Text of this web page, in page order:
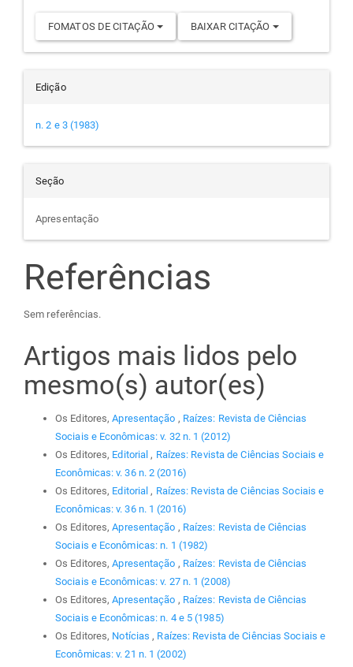
FOMATOS DE CITAÇÃO BAIXAR CITAÇÃO
Edição
n. 2 e 3 (1983)
Seção
Apresentação
Referências
Sem referências.
Artigos mais lidos pelo
mesmo(s) autor(es)
Os Editores,Apresentação , Raízes: Revista de Ciências
Sociais e Econômicas: v. 32 n. 1 (2012)
Os Editores, Editorial , Raízes: Revista de Ciências Sociais e
Econômicas: v. 36 n. 2 (2016)
Os Editores, Editorial , Raízes: Revista de Ciências Sociais e
Econômicas: v. 36 n. 1 (2016)
Os Editores,Apresentação , Raízes: Revista de Ciências
Sociais e Econômicas: n. 1 (1982)
Os Editores,Apresentação , Raízes: Revista de Ciências
Sociais e Econômicas: v. 27 n. 1 (2008)
Os Editores,Apresentação , Raízes: Revista de Ciências
Sociais e Econômicas: n. 4 e 5 (1985)
Os Editores, Notícias , Raízes: Revista de Ciências Sociais e
Econômicas: v. 21 n. 1 (2002)